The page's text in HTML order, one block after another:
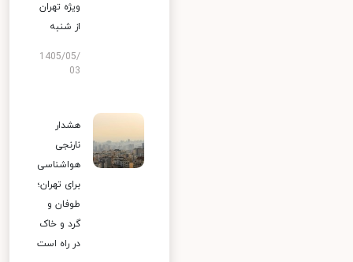
ویژه تهران
از شنبه
1405/05/
03
هشدار
نارنجی
هواشناسی
برای تهران؛
طوفان و
گرد و خاک
در راه است